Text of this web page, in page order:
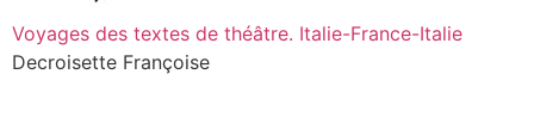
Voyages des textes de théâtre. Italie-France-Italie
Decroisette Françoise